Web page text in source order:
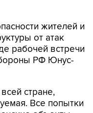
жителей и
от атак
рабочей встречи
РФ Юнус-
стране,
Все попытки